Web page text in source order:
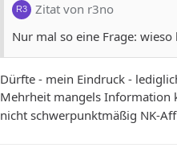
Zitat von r3no
Nur mal so eine Frage:
Dürfte - mein Eindruck -
Mehrheit mangels Information
nicht schwerpunktmäßig NK-